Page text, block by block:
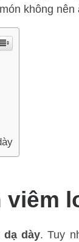
không nên
dạ dày. Tuy